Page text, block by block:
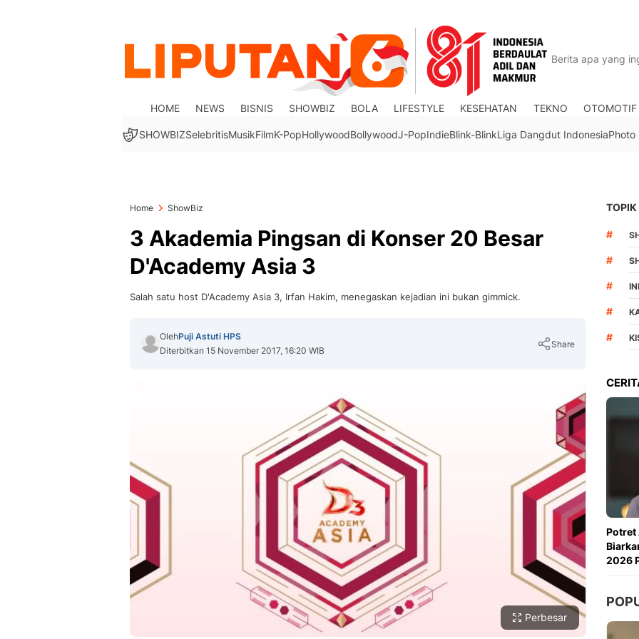
HOME NEWS BISNIS SHOWBIZ BOLA LIFESTYLE KESEHATAN TEKNO OTOMOTIF
SHOWBIZSelebritisMusikFilmK-PopHollywoodBollywoodJ-PopIndieBlink-BlinkLiga Dangdut IndonesiaPhoto
Home ShowBiz
3 Akademia Pingsan di Konser 20 Besar
D'Academy Asia 3
Salah satu host D'Academy Asia 3, Irfan Hakim, menegaskan kejadian ini bukan gimmick.
OlehPuji Astuti HPS
Diterbitkan 15 November 2017, 16:20 WIB
Share
Copy Link
Perbesar
TOPIK
#
#
#
#
#
Potret
2026